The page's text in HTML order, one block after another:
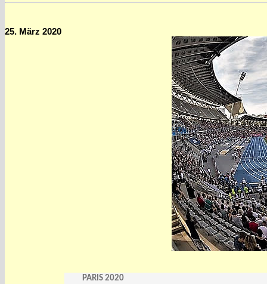
25. März 2020
PARIS 2020